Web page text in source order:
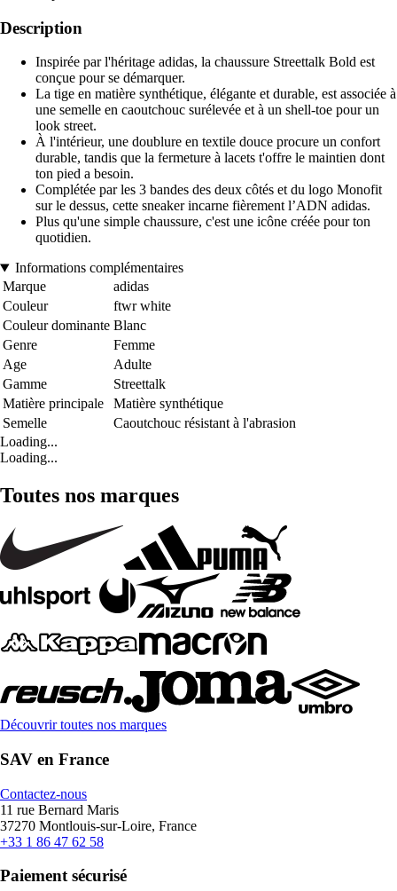
Description
Inspirée par l'héritage adidas, la chaussure Streettalk Bold est
conçue pour se démarquer.
La tige en matière synthétique, élégante et durable, est associée à
une semelle en caoutchouc surélevée et à un shell-toe pour un
look street.
À l'intérieur, une doublure en textile douce procure un confort
durable, tandis que la fermeture à lacets t'offre le maintien dont
ton pied a besoin.
Complétée par les 3 bandes des deux côtés et du logo Monofit
sur le dessus, cette sneaker incarne fièrement l’ADN adidas.
Plus qu'une simple chaussure, c'est une icône créée pour ton
quotidien.
Informations complémentaires
Marque
adidas
Couleur
ftwr white
Couleur dominante Blanc
Genre
Femme
Age
Adulte
Gamme
Streettalk
Matière principale
Matière synthétique
Semelle
Caoutchouc résistant à l'abrasion
Loading...
Loading...
Toutes nos marques
Découvrir toutes nos marques
SAV en France
Contactez-nous
11 rue Bernard Maris
37270 Montlouis-sur-Loire, France
+33 1 86 47 62 58
Paiement sécurisé